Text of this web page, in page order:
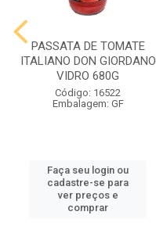
PASSATA DE TOMATE
ITALIANO DON GIORDANO
VIDRO 680G
Código: 16522
Embalagem: GF
Faça seu login ou
cadastre-se para
ver preços e
comprar